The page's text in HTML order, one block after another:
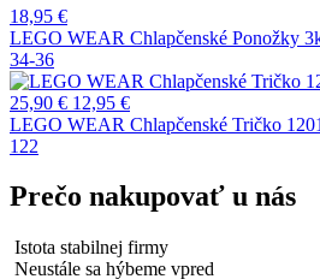
18,95 €
LEGO WEAR Chlapčenské Ponožky
34-36
25,90 € 12,95 €
LEGO WEAR Chlapčenské Tričko
122
Prečo nakupovať u nás
Istota stabilnej firmy
Neustále sa hýbeme vpred